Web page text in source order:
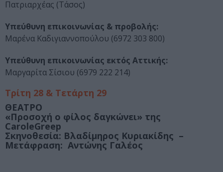
Πατριαρχέας (Τάσος)
Υπεύθυνη επικοινωνίας & προβολής:
Μαρένα Καδιγιαννοπούλου (6972 303 800)
Υπεύθυνη επικοινωνίας εκτός Αττικής:
Μαργαρίτα Σίσιου (6979 222 214)
Τρίτη 28 & Τετάρτη 29
ΘΕΑΤΡΟ
«Προσοχή ο φίλος δαγκώνει» της
CaroleGreep
Σκηνοθεσία: Βλαδίμηρος Κυριακίδης –
Μετάφραση: Αντώνης Γαλέος